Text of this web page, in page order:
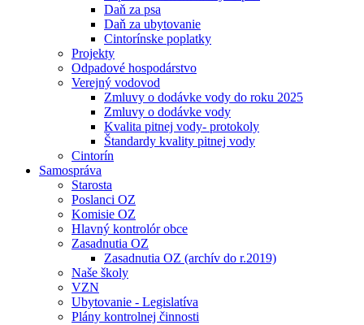
Daň za psa
Daň za ubytovanie
Cintorínske poplatky
Projekty
Odpadové hospodárstvo
Verejný vodovod
Zmluvy o dodávke vody do roku 2025
Zmluvy o dodávke vody
Kvalita pitnej vody- protokoly
Štandardy kvality pitnej vody
Cintorín
Samospráva
Starosta
Poslanci OZ
Komisie OZ
Hlavný kontrolór obce
Zasadnutia OZ
Zasadnutia OZ (archív do r.2019)
Naše školy
VZN
Ubytovanie - Legislatíva
Plány kontrolnej činnosti